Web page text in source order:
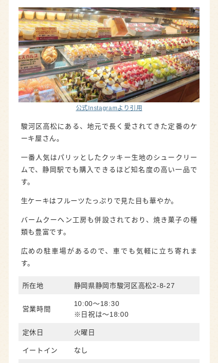
公式Instagramより引用
駿河区高松にある、地元で長く愛されてきた定番のケ
ーキ屋さん。
一番人気はパリッとしたクッキー生地のシュークリー
ムで、静岡駅でも購入できるほど知名度の高い一品で
す。
生ケーキはフルーツたっぷりで見た目も華やか。
バームクーヘン工房も併設されており、焼き菓子の種
類も豊富です。
広めの駐車場があるので、車でも気軽に立ち寄れま
す。
所在地 静岡県静岡市駿河区高松2-8-27
営業時間
10:00～18:30
※日祝は～18:00
定休日 火曜日
イートイン なし